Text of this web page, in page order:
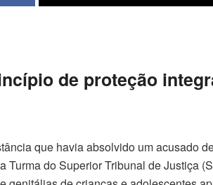
de proteção
que havia absolvido um acusado
Turma do Superior Tribunal de Justiça